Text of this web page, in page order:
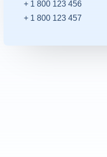
+ 1 800 123 456
+ 1 800 123 457